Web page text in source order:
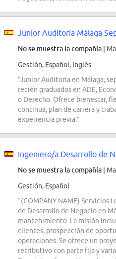
Junior Auditoría Málaga
No se muestra la compañía |
Gestión, Español, Inglés
“Junior Auditoría en Málaga,
recién graduados en ADE,
o Derecho. Ofrece bienestar,
continua, plan de carrera y
experiencia previa.”
No se muestra la compañía |
Gestión, Español
“(COMPANY NAME) Servicios
de Desarrollo de Negocio en
mantenimiento. La misión
clientes, prospección de
operaciones. Se ofrece un
retributivo con parte fija y